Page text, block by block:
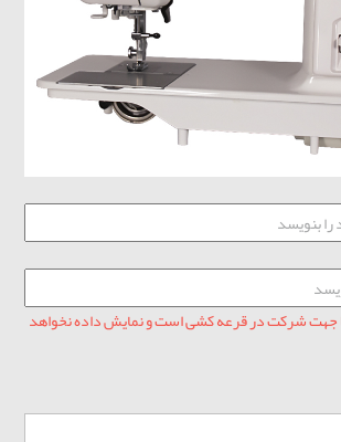
جهت شرکت در قرعه کشی است و نمایش داده نخواهد